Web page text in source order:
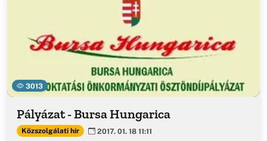
3013
Pályázat - Bursa Hungarica
Közszolgálati hír 2017. 01. 18 11:11